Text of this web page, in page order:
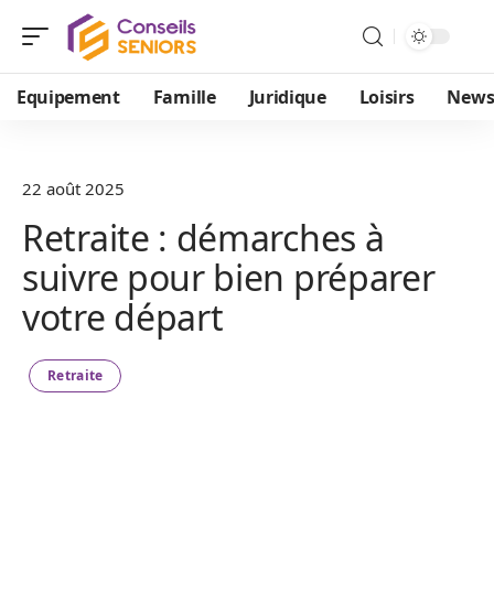
Equipement Famille Juridique Loisirs News
22 août 2025
Retraite : démarches à
suivre pour bien préparer
votre départ
Retraite